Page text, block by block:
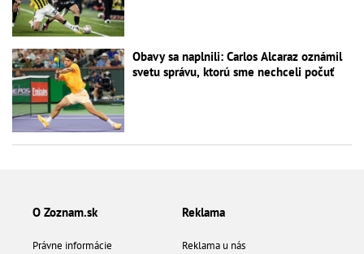
Obavy sa naplnili: Carlos Alcaraz oznámil
svetu správu, ktorú sme nechceli počuť
O Zoznam.sk
Právne informácie
Reklama
Reklama u nás